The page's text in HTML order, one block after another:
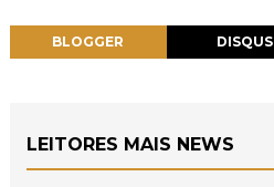
BLOGGER DISQUS
LEITORES MAIS NEWS